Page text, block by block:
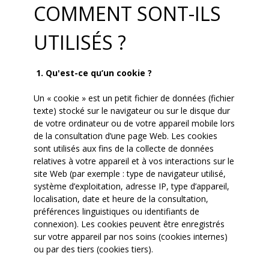
COMMENT SONT-ILS
UTILISÉS ?
1. Qu'est-ce qu’un cookie ?
Un « cookie » est un petit fichier de données (fichier
texte) stocké sur le navigateur ou sur le disque dur
de votre ordinateur ou de votre appareil mobile lors
de la consultation d’une page Web. Les cookies
sont utilisés aux fins de la collecte de données
relatives à votre appareil et à vos interactions sur le
site Web (par exemple : type de navigateur utilisé,
système d’exploitation, adresse IP, type d’appareil,
localisation, date et heure de la consultation,
préférences linguistiques ou identifiants de
connexion). Les cookies peuvent être enregistrés
sur votre appareil par nos soins (cookies internes)
ou par des tiers (cookies tiers).